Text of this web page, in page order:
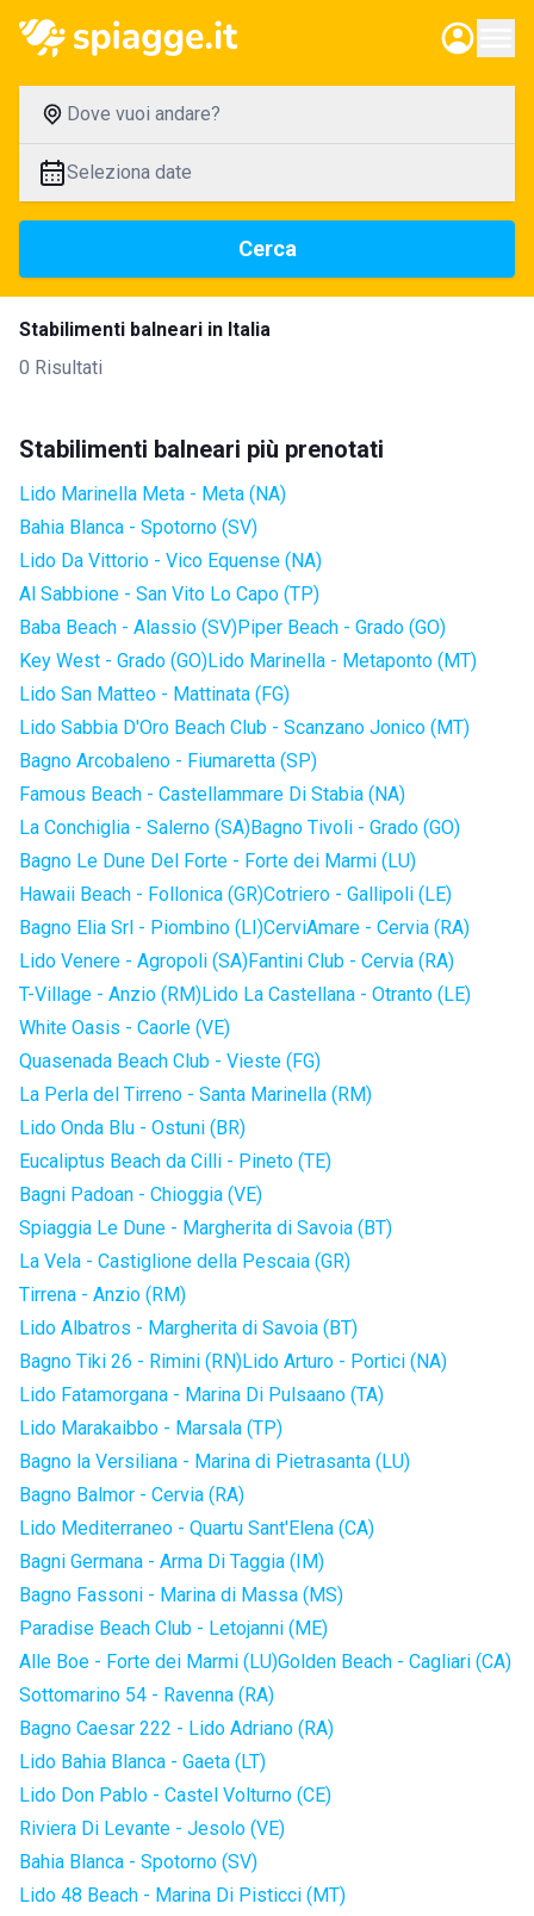
Dove vuoi andare?
Seleziona date
Cerca
Stabilimenti balneari in Italia
0 Risultati
Stabilimenti balneari più prenotati
Lido Marinella Meta - Meta (NA)
Bahia Blanca - Spotorno (SV)
Lido Da Vittorio - Vico Equense (NA)
Al Sabbione - San Vito Lo Capo (TP)
Baba Beach - Alassio (SV)Piper Beach - Grado (GO)
Key West - Grado (GO)Lido Marinella - Metaponto (MT)
Lido San Matteo - Mattinata (FG)
Lido Sabbia D'Oro Beach Club - Scanzano Jonico (MT)
Bagno Arcobaleno - Fiumaretta (SP)
Famous Beach - Castellammare Di Stabia (NA)
La Conchiglia - Salerno (SA)Bagno Tivoli - Grado (GO)
Bagno Le Dune Del Forte - Forte dei Marmi (LU)
Hawaii Beach - Follonica (GR)Cotriero - Gallipoli (LE)
Bagno Elia Srl - Piombino (LI)CerviAmare - Cervia (RA)
Lido Venere - Agropoli (SA)Fantini Club - Cervia (RA)
T-Village - Anzio (RM)Lido La Castellana - Otranto (LE)
White Oasis - Caorle (VE)
Quasenada Beach Club - Vieste (FG)
La Perla del Tirreno - Santa Marinella (RM)
Lido Onda Blu - Ostuni (BR)
Eucaliptus Beach da Cilli - Pineto (TE)
Bagni Padoan - Chioggia (VE)
Spiaggia Le Dune - Margherita di Savoia (BT)
La Vela - Castiglione della Pescaia (GR)
Tirrena - Anzio (RM)
Lido Albatros - Margherita di Savoia (BT)
Bagno Tiki 26 - Rimini (RN)Lido Arturo - Portici (NA)
Lido Fatamorgana - Marina Di Pulsaano (TA)
Lido Marakaibbo - Marsala (TP)
Bagno la Versiliana - Marina di Pietrasanta (LU)
Bagno Balmor - Cervia (RA)
Lido Mediterraneo - Quartu Sant'Elena (CA)
Bagni Germana - Arma Di Taggia (IM)
Bagno Fassoni - Marina di Massa (MS)
Paradise Beach Club - Letojanni (ME)
Alle Boe - Forte dei Marmi (LU)Golden Beach - Cagliari (CA)
Sottomarino 54 - Ravenna (RA)
Bagno Caesar 222 - Lido Adriano (RA)
Lido Bahia Blanca - Gaeta (LT)
Lido Don Pablo - Castel Volturno (CE)
Riviera Di Levante - Jesolo (VE)
Bahia Blanca - Spotorno (SV)
Lido 48 Beach - Marina Di Pisticci (MT)